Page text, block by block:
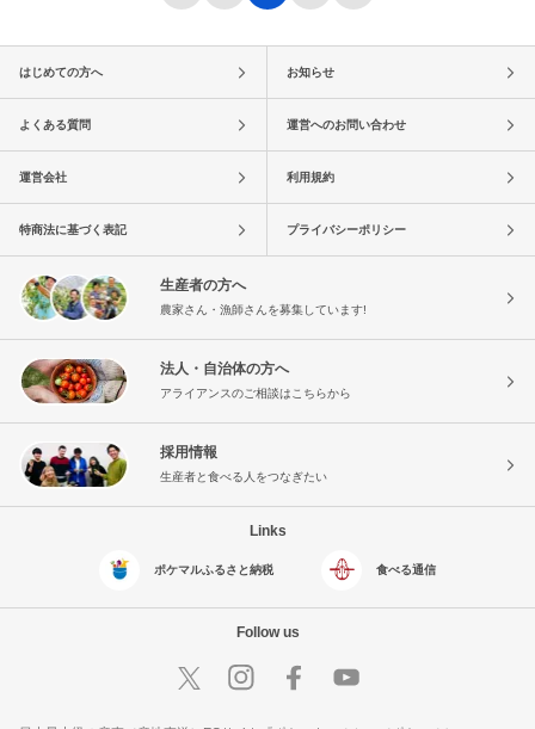
はじめての方へ お知らせ
よくある質問 運営へのお問い合わせ
運営会社 利用規約
特商法に基づく表記 プライバシーポリシー
生産者の方へ
農家さん・漁師さんを募集しています!
法人・自治体の方へ
アライアンスのご相談はこちらから
採用情報
生産者と食べる人をつなぎたい
Links
ポケマルふるさと納税 食べる通信
Follow us